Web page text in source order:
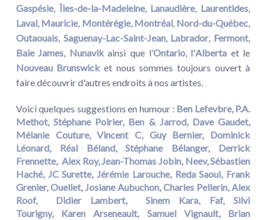
Gaspésie,Îles-de-la-Madeleine, Lanaudière, Laurentides,
Laval, Mauricie, Montérégie, Montréal, Nord-du-Québec,
Outaouais, Saguenay-Lac-Saint-Jean, Labrador, Fermont,
Baie James, Nunavikainsi que l’Ontario, l'Alberta et le
Nouveau Brunswick et nous sommes toujours ouvert à
faire découvrir d'autres endroits à nos artistes.
Voici quelques suggestions en humour : Ben Lefevbre, P.A.
Methot, Stéphane Poirier, Ben & Jarrod, Dave Gaudet,
Mélanie Couture, Vincent C, Guy Bernier,
Dominick
Léonard,
Réal Béland, Stéphane Bélanger,
Derrick
Frennette, Alex Roy,Jean-Thomas Jobin, Neev,Sébastien
Haché, JC Surette, Jérémie Larouche, Reda Saoui, Frank
Grenier, Ouellet, Josiane Aubuchon, Charles Pellerin, Alex
Roof, Didier Lambert, Sinem Kara, Faf,
Silvi
Tourigny, Karen Arseneault, Samuel Vignault,
Brian